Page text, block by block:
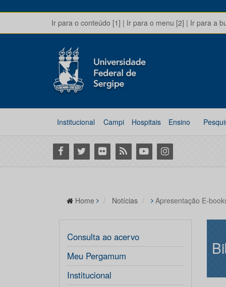
Ir para o conteúdo [1] | Ir para o menu [2] | Ir para a
Institucional Campi Hospitais Ensino
Facebook
Twitter Flickr RSS YoutubeInstagram
Home Notícias Apresentação E-
Consulta ao acervo
Meu Pergamum
Institucional